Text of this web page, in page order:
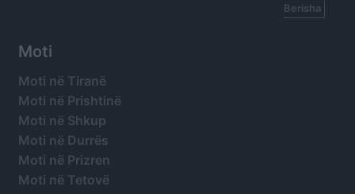
Berisha
Moti
Moti në Tiranë
Moti në Prishtinë
Moti në Shkup
Moti në Durrës
Moti në Prizren
Moti në Tetovë